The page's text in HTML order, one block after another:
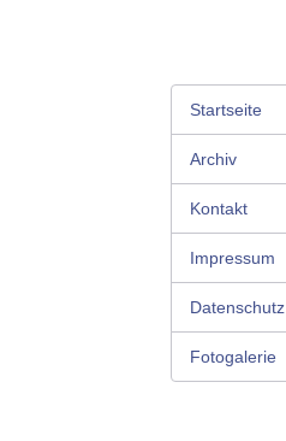
Startseite
Archiv
Kontakt
Impressum
Datenschutz
Fotogalerie